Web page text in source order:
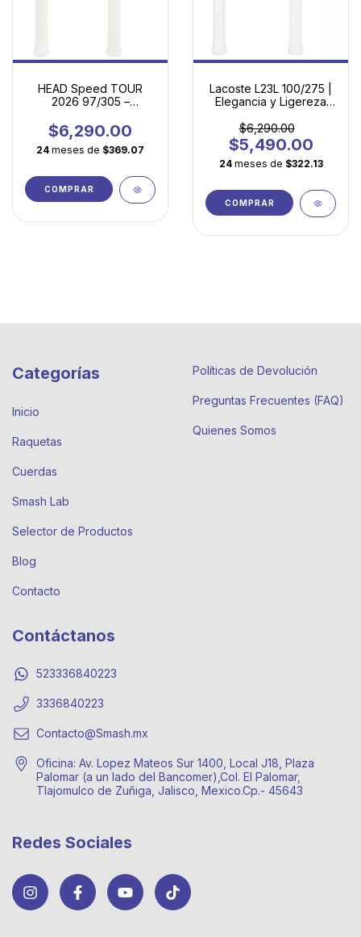
HEAD Speed TOUR
2026 97/305 –
efecto para el jugador
agresivo
$6,290.00
24 meses de $369.07
COMPRAR
Lacoste L23L 100/275 |
Elegancia y Ligereza
$6,290.00
$5,490.00
24 meses de $322.13
COMPRAR
Categorías
Inicio
Raquetas
Cuerdas
Smash Lab
Selector de Productos
Blog
Contacto
Políticas de Devolución
Preguntas Frecuentes (FAQ)
Quienes Somos
Contáctanos
523336840223
3336840223
Contacto@Smash.mx
Oficina: Av. Lopez Mateos Sur 1400, Local J18, Plaza
Palomar (a un lado del Bancomer),Col. El Palomar,
Tlajomulco de Zuñiga, Jalisco, Mexico.Cp.- 45643
Redes Sociales